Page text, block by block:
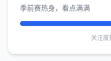
季前赛热身，看点满满
关注度